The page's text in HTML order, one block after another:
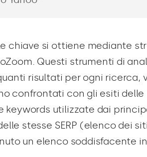
chiave si ottiene mediante
Questi strumenti di
risultati per ogni ricerca,
confrontati con gli esiti delle
keywords utilizzate dai
stesse SERP (elenco dei
un elenco soddisfacente